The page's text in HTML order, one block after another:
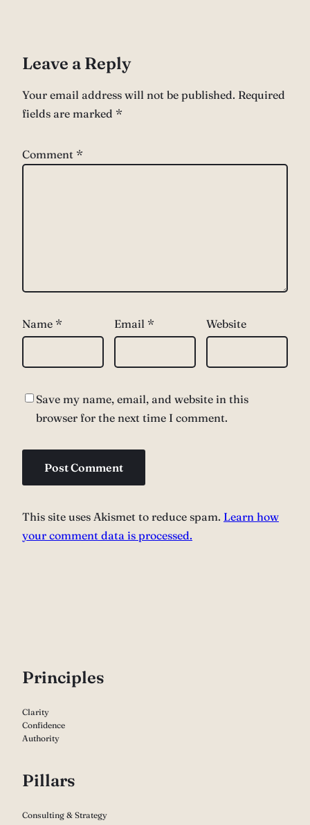
Leave a Reply
Your email address will not be published. Required
fields are marked *
Comment *
Name * Email * Website
Save my name, email, and website in this
browser for the next time I comment.
This site uses Akismet to reduce spam. Learn how
your comment data is processed.
Principles
Clarity
Confidence
Authority
Pillars
Consulting & Strategy